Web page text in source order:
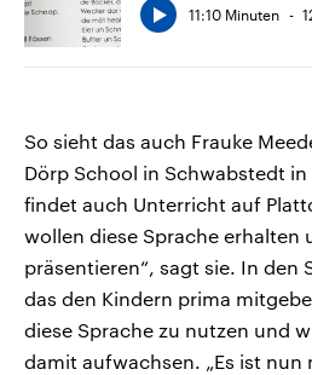
11:10 Minuten
So sieht das auch Frauke
Dörp School in Schwabstedt
findet auch Unterricht auf
wollen diese Sprache erhalten
präsentieren“, sagt sie. In den
das den Kindern prima
diese Sprache zu nutzen und
damit aufwachsen. „Es ist nun